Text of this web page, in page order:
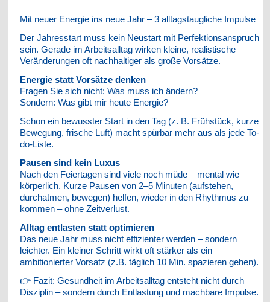
Mit neuer Energie ins neue Jahr – 3 alltagstaugliche Impulse
Der Jahresstart muss kein Neustart mit Perfektionsanspruch
sein. Gerade im Arbeitsalltag wirken kleine, realistische
Veränderungen oft nachhaltiger als große Vorsätze.
Energie statt Vorsätze denken
Fragen Sie sich nicht: Was muss ich ändern?
Sondern: Was gibt mir heute Energie?
Schon ein bewusster Start in den Tag (z. B. Frühstück, kurze
Bewegung, frische Luft) macht spürbar mehr aus als jede To-
do-Liste.
Pausen sind kein Luxus
Nach den Feiertagen sind viele noch müde – mental wie
körperlich. Kurze Pausen von 2–5 Minuten (aufstehen,
durchatmen, bewegen) helfen, wieder in den Rhythmus zu
kommen – ohne Zeitverlust.
Alltag entlasten statt optimieren
Das neue Jahr muss nicht effizienter werden – sondern
leichter. Ein kleiner Schritt wirkt oft stärker als ein
ambitionierter Vorsatz (z.B. täglich 10 Min. spazieren gehen).
👉 Fazit: Gesundheit im Arbeitsalltag entsteht nicht durch
Disziplin – sondern durch Entlastung und machbare Impulse.